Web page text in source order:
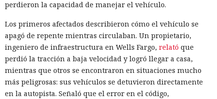
perdieron la capacidad de manejar el vehículo.
Los primeros afectados describieron cómo el vehículo se
apagó de repente mientras circulaban. Un propietario,
ingeniero de infraestructura en Wells Fargo, relató que
perdió la tracción a baja velocidad y logró llegar a casa,
mientras que otros se encontraron en situaciones mucho
más peligrosas: sus vehículos se detuvieron directamente
en la autopista. Señaló que el error en el código,